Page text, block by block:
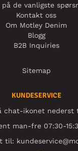
på de vanligste
Kontakt oss
Om Motley Denim
Blogg
B2B Inquiries
Sitemap
KUNDESERVICE
chat-ikonet nederst
man-fre 07:30-
til: